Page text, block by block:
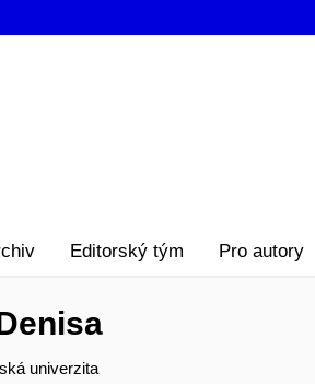
Editorský tým Pro autory
univerzita